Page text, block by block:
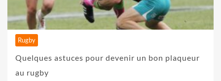
Rugby
Quelques astuces pour devenir un bon plaqueur
au rugby